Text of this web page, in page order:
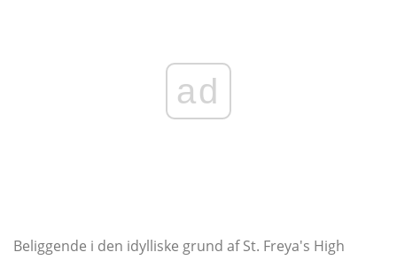
ad
Beliggende i den idylliske grund af St. Freya's High